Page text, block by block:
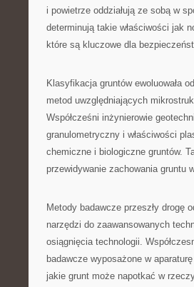
i powietrze oddziałują ze sobą w
determinują takie właściwości jak
które są kluczowe dla
Klasyfikacja gruntów ewoluowała
metod uwzględniających
Współcześni inżynierowie
granulometryczny i właściwości
chemiczne i biologiczne gruntów.
przewidywanie zachowania gruntu
Metody badawcze przeszły drogę
narzędzi do zaawansowanych
osiągnięcia technologii.
badawcze wyposażone w
jakie grunt może napotkać w